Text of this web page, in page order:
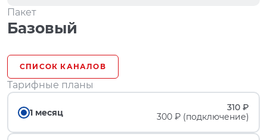
Пакет
Базовый
СПИСОК КАНАЛОВ
Тарифные планы
1 месяц
310 ₽
300 ₽ (подключение)